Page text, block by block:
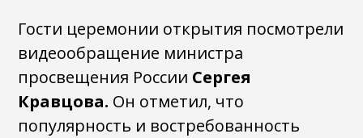
Гости церемонии открытия посмотрели
видеообращение министра
просвещения России Сергея
Кравцова. Он отметил, что
популярность и востребованность